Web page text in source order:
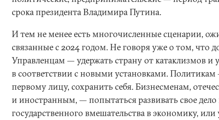
срока президента Владимира Путина.
И тем не менее есть многочисленные сценарии,
связанные с 2024 годом. Не говоря уже о том, что
Управленцам — удержать страну от катаклизмов и
в соответствии с новыми установками.
первому лицу, сохранить себя. Бизнесменам,
и иностранным, — попытаться развивать свое дело
государственного вмешательства в экономику,